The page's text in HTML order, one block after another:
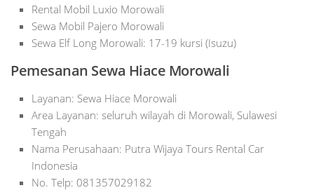
Rental Mobil Luxio Morowali
Sewa Mobil Pajero Morowali
Sewa Elf Long Morowali: 17-19 kursi (Isuzu)
Pemesanan Sewa Hiace Morowali
Layanan: Sewa Hiace Morowali
Area Layanan: seluruh wilayah di Morowali, Sulawesi
Tengah
Nama Perusahaan: Putra Wijaya Tours Rental Car
Indonesia
No. Telp: 081357029182